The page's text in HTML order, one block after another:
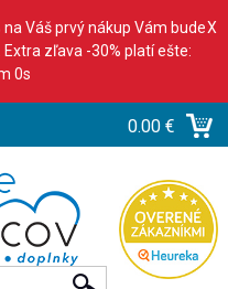
Váš prvý nákup Vám bude
zľava -30% platí ešte:
0s
X
0.00 €